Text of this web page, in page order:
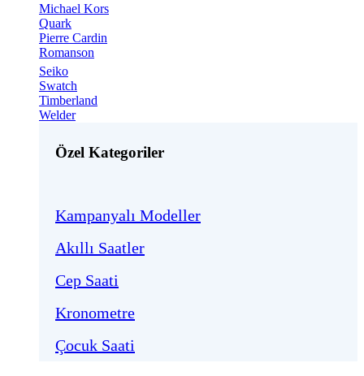
Michael Kors
Quark
Pierre Cardin
Romanson
Seiko
Swatch
Timberland
Welder
Özel Kategoriler
Kampanyalı Modeller
Akıllı Saatler
Cep Saati
Kronometre
Çocuk Saati